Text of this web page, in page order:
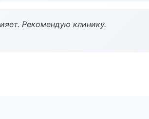
Рекомендую клинику.